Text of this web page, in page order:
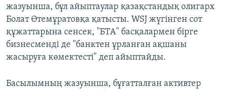
жазуынша, бұл айыптаулар қазақстандық олигарх
Болат Өтемұратовқа қатысты. WSJ жүгінген сот
құжаттарына сенсек, "БТА" басқалармен бірге
бизнесменді де "банктен ұрланған ақшаны
жасыруға көмектесті" деп айыптайды.
Басылымның жазуынша, бұғатталған активтер